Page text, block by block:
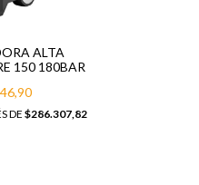
ALTA
150 180BAR
DE$286.307,82